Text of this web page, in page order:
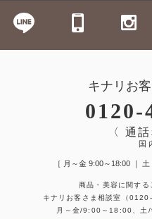
キナリお
0120-
〈 通
国
［ 月～金 9:00～18:00 ｜
商品・美容に関する
キナリお客さま相談室
（
月～金/9:00～18:00、土